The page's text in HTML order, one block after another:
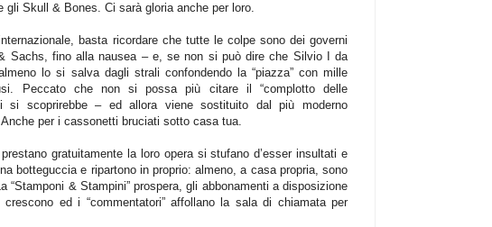
gli Skull & Bones. Ci sarà gloria anche per loro.
basta ricordare che tutte le colpe sono dei governi
Sachs, fino alla nausea – e, se non si può dire che Silvio I da
lo si salva dagli strali confondendo la “piazza” con mille
Peccato che non si possa più citare il “complotto delle
si scoprirebbe – ed allora viene sostituito dal più moderno
per i cassonetti bruciati sotto casa tua.
gratuitamente la loro opera si stufano d’esser insultati e
botteguccia e ripartono in proprio: almeno, a casa propria, sono
“Stamponi & Stampini” prospera, gli abbonamenti a disposizione
ed i “commentatori” affollano la sala di chiamata per